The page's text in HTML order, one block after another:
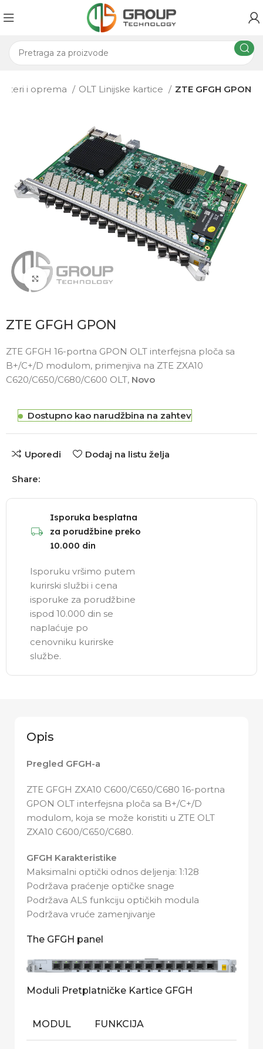
i oprema OLT Linijske kartice ZTE GFGH GPON
Click to enlarge
ZTE GFGH GPON
ZTE GFGH 16-portna GPON OLT interfejsna ploča sa
B+/C+/D modulom, primenjiva na ZTE ZXA10
C620/C650/C680/C600 OLT, Novo
Dostupno kao narudžbina na zahtev
Uporedi Dodaj na listu želja
Share:
Isporuka besplatna
za porudžbine preko
10.000 din
Isporuku vršimo putem
kurirski službi i cena
isporuke za porudžbine
ispod 10.000 din se
naplaćuje po
cenovniku kurirske
službe.
Opis
Pregled GFGH-a
ZTE GFGH ZXA10 C600/C650/C680 16-portna
GPON OLT interfejsna ploča sa B+/C+/D
modulom, koja se može koristiti u ZTE OLT
ZXA10 C600/C650/C680.
GFGH Karakteristike
Maksimalni optički odnos deljenja: 1:128
Podržava praćenje optičke snage
Podržava ALS funkciju optičkih modula
Podržava vruće zamenjivanje
The GFGH panel
Moduli Pretplatničke Kartice GFGH
MODUL FUNKCIJA